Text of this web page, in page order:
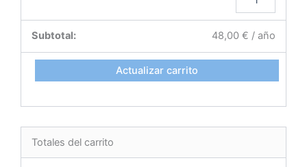
48,00€ / año
Actualizar carrito
Totales del carrito